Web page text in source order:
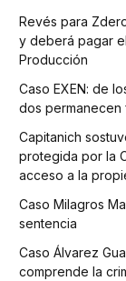
Revés para
y deberá pagar
Producción
Caso EXEN: de
dos permanecen
Capitanich
protegida por la
acceso a la
Caso Milagros
sentencia
Caso Álvarez
comprende la